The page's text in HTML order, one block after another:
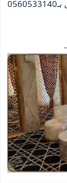
يُنصح بحساب التكاليف عبر الموقع أو الاتصال بـ0560533140